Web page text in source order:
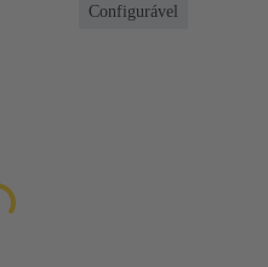
Configurável